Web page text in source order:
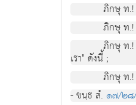
ภิกษุ ท.!
ภิกษุ ท.!
ภิกษุ ท.!
เรา" ดังนี้ ;
ภิกษุ ท.!
- ขนฺธ สํ. ๑๗/๒